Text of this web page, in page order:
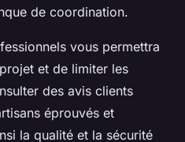
de coordination.
vous permettra
et de limiter les
des avis clients
éprouvés et
la qualité et la sécurité